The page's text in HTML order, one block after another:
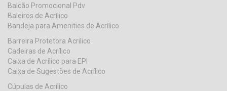
Balcão Promocional Pdv
Baleiros de Acrílico
Bandeja para Amenities de Acrílico
Barreira Protetora Acrilico
Cadeiras de Acrílico
Caixa de Acrílico para EPI
Caixa de Sugestões de Acrílico
Cúpulas de Acrílico